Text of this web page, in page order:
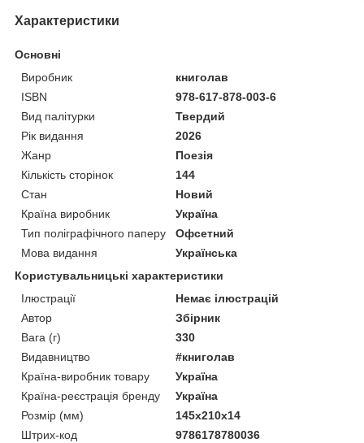
Характеристики
Основні
Виробник
книголав
ISBN
978-617-878-003-6
Вид палітурки
Твердий
Рік видання
2026
Жанр
Поезія
Кількість сторінок
144
Стан
Новий
Країна виробник
Україна
Тип поліграфічного паперу
Офсетний
Мова видання
Українська
Користувальницькі характеристики
Ілюстрації
Немає ілюстрацій
Автор
Збірник
Вага (г)
330
Видавництво
#книголав
Країна-виробник товару
Україна
Країна-реєстрація бренду
Україна
Розмір (мм)
145х210х14
Штрих-код
9786178780036